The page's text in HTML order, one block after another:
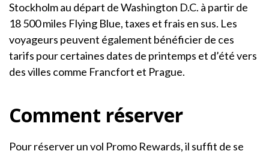
Stockholm au départ de Washington D.C. à partir de
18 500 miles Flying Blue, taxes et frais en sus. Les
voyageurs peuvent également bénéficier de ces
tarifs pour certaines dates de printemps et d’été vers
des villes comme Francfort et Prague.
Comment réserver
Pour réserver un vol Promo Rewards, il suffit de se